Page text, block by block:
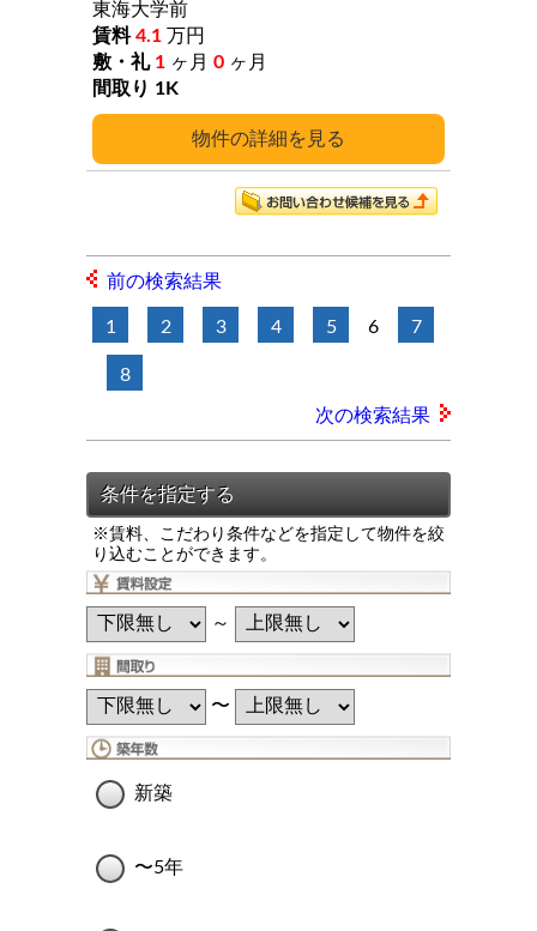
詳細
東海大学前
4.1 万円
1 ヶ月 0 ヶ月
1K
前の検索結果
1 2 3 4 5 6 7
8
次の検索結果
※賃料、こだわり条件などを指定して物件を絞
り込むことができます。
～
〜
新築
〜5年